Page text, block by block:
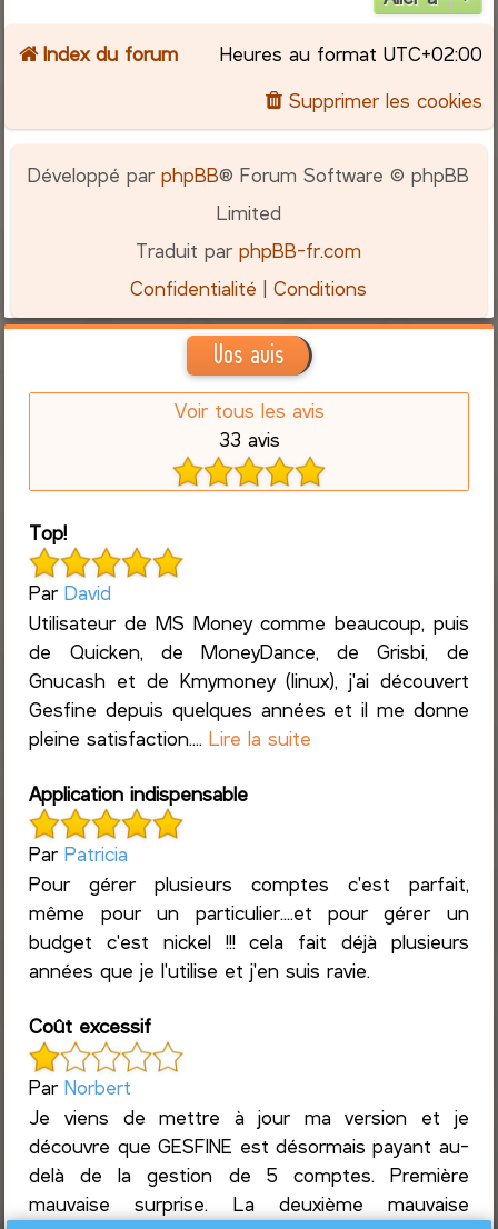
Index du forum Heures au format UTC+02:00
Supprimer les cookies
Développé parphpBB® Forum Software © phpBB
Limited
Traduit parphpBB-fr.com
Confidentialité |Conditions
Vos avis
Voir tous les avis
33 avis
Top!
ParDavid
Utilisateur de MS Money comme beaucoup, puis
de Quicken, de MoneyDance, de Grisbi, de
Gnucash et de Kmymoney (linux), j'ai découvert
Gesfine depuis quelques années et il me donne
pleine satisfaction....Lire la suite
Application indispensable
ParPatricia
Pour gérer plusieurs comptes c'est parfait,
même pour un particulier....et pour gérer un
budget c'est nickel !!! cela fait déjà plusieurs
années que je l'utilise et j'en suis ravie.
Coût excessif
ParNorbert
Je viens de mettre à jour ma version et je
découvre que GESFINE est désormais payant au-
delà de la gestion de 5 comptes. Première
mauvaise surprise. La deuxième mauvaise